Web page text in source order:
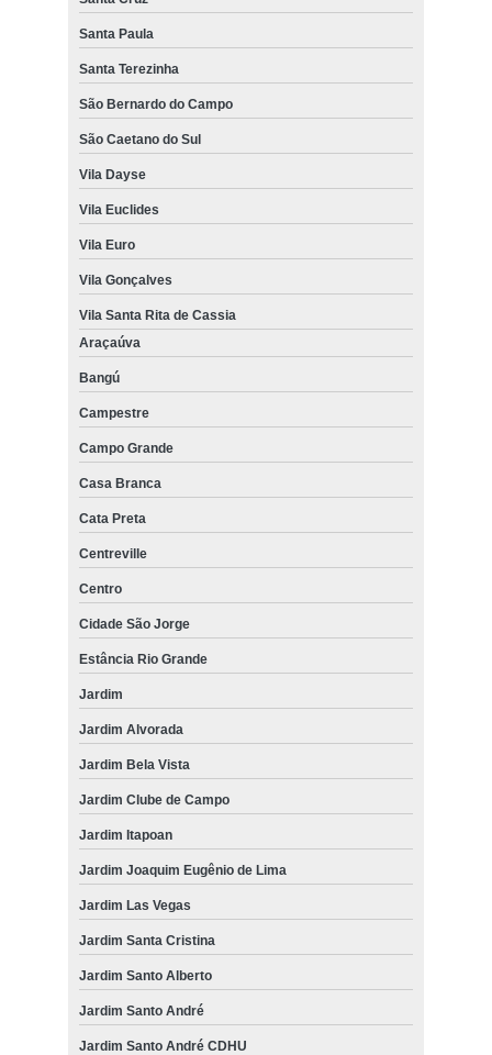
Santa Paula
Santa Terezinha
São Bernardo do Campo
São Caetano do Sul
Vila Dayse
Vila Euclides
Vila Euro
Vila Gonçalves
Vila Santa Rita de Cassia
Araçaúva
Bangú
Campestre
Campo Grande
Casa Branca
Cata Preta
Centreville
Centro
Cidade São Jorge
Estância Rio Grande
Jardim
Jardim Alvorada
Jardim Bela Vista
Jardim Clube de Campo
Jardim Itapoan
Jardim Joaquim Eugênio de Lima
Jardim Las Vegas
Jardim Santa Cristina
Jardim Santo Alberto
Jardim Santo André
Jardim Santo André CDHU